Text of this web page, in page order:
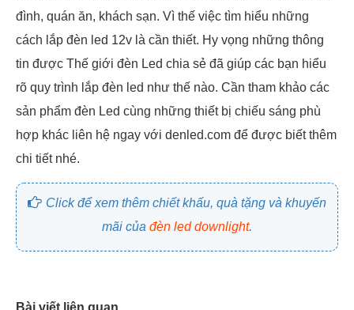
đình, quán ăn, khách sạn. Vì thế việc tìm hiểu những
cách lắp đèn led 12v là cần thiết. Hy vọng những thông
tin được Thế giới đèn Led chia sẻ đã giúp các bạn hiểu
rõ quy trình lắp đèn led như thế nào. Cần tham khảo các
sản phẩm đèn Led cùng những thiết bị chiếu sáng phù
hợp khác liên hệ ngay với denled.com để được biết thêm
chi tiết nhé.
Click để xem thêm chiết khấu, quà tặng và khuyến
mãi của đèn led downlight.
Bài viết liên quan